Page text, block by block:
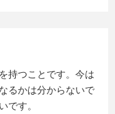
持つことです。今は
るかは分からないで
です。